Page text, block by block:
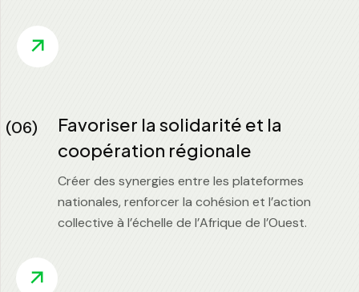
(06)
Favoriser la solidarité et la
coopération régionale
Créer des synergies entre les plateformes
nationales, renforcer la cohésion et l’action
collective à l’échelle de l’Afrique de l’Ouest.